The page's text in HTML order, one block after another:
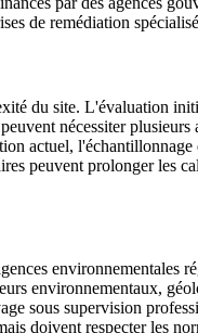
de remédiation
du site. L'évaluation
nécessiter
actuel,
peuvent prolonger
environnementaux,
sous supervision
doivent respecter les